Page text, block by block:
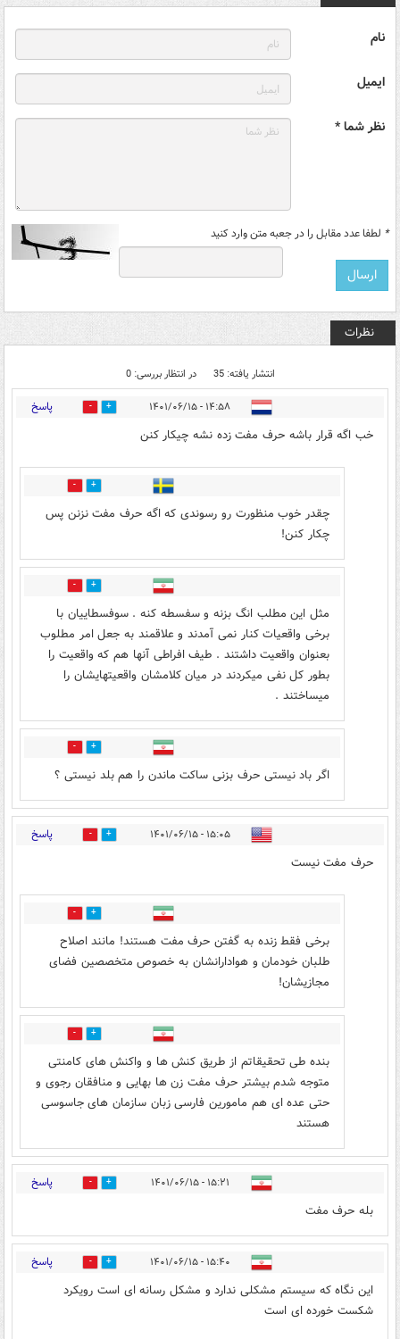
نام
ایمیل
نظر شما *
* لطفا عدد مقابل را در جعبه متن وارد کنید
نظرات
انتشار یافته: 35 در انتظار بررسی: 0
۱۴:۵۸ - ۱۴۰۱/۰۶/۱۵ 17 پاسخ
خب اگه قرار باشه حرف مفت زده نشه چیکار کنن
14
چقدر خوب منظورت رو رسوندی که اگه حرف مفت نزنن پس
چکار کنن!
1
مثل این مطلب انگ بزنه و سفسطه کنه . سوفسطاییان با
برخی واقعیات کنار نمی آمدند و علاقمند به جعل امر مطلوب
بعنوان واقعیت داشتند . طیف افراطی آنها هم که واقعیت را
بطور کل نفی میکردند در میان کلامشان واقعیتهایشان را
میساختند .
0
اگر باد نیستی حرف بزنی ساکت ماندن را هم بلد نیستی ؟
۱۵:۰۵ - ۱۴۰۱/۰۶/۱۵ 8 پاسخ
حرف مفت نیست
14
برخی فقط زنده به گفتن حرف مفت هستند! مانند اصلاح
طلبان خودمان و هوادارانشان به خصوص متخصصین فضای
مجازیشان!
14
بنده طی تحقیقاتم از طریق کنش ها و واکنش های کامنتی
متوجه شدم بیشتر حرف مفت زن ها بهایی و منافقان رجوی و
حتی عده ای هم مامورین فارسی زبان سازمان های جاسوسی
هستند
۱۵:۲۱ - ۱۴۰۱/۰۶/۱۵ 2 پاسخ
بله حرف مفت
۱۵:۴۰ - ۱۴۰۱/۰۶/۱۵ 9 پاسخ
این نگاه که سیستم مشکلی ندارد و مشکل رسانه ای است رویکرد
شکست خورده ای است